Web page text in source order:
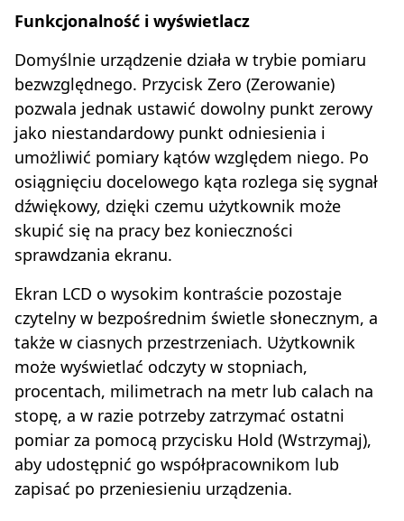
Funkcjonalność i wyświetlacz
Domyślnie urządzenie działa w trybie pomiaru
bezwzględnego. Przycisk Zero (Zerowanie)
pozwala jednak ustawić dowolny punkt zerowy
jako niestandardowy punkt odniesienia i
umożliwić pomiary kątów względem niego. Po
osiągnięciu docelowego kąta rozlega się sygnał
dźwiękowy, dzięki czemu użytkownik może
skupić się na pracy bez konieczności
sprawdzania ekranu.
Ekran LCD o wysokim kontraście pozostaje
czytelny w bezpośrednim świetle słonecznym, a
także w ciasnych przestrzeniach. Użytkownik
może wyświetlać odczyty w stopniach,
procentach, milimetrach na metr lub calach na
stopę, a w razie potrzeby zatrzymać ostatni
pomiar za pomocą przycisku Hold (Wstrzymaj),
aby udostępnić go współpracownikom lub
zapisać po przeniesieniu urządzenia.